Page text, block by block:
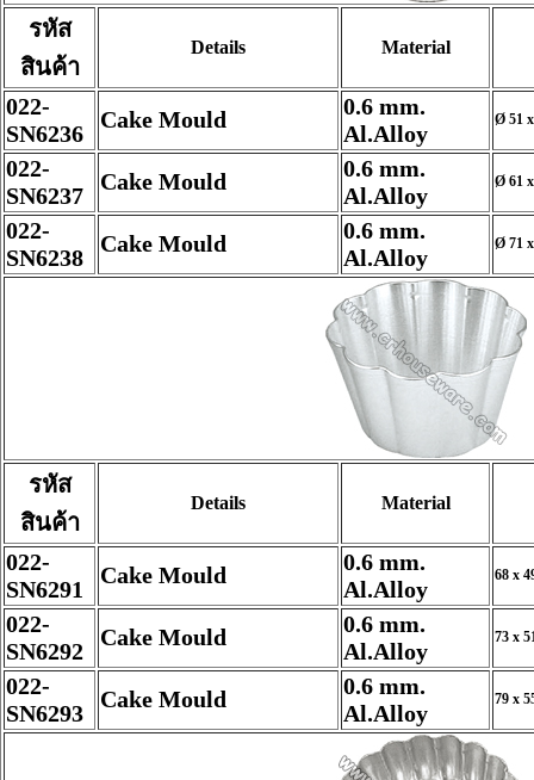
รหัส
สินค้า
Details Material
022-
SN6236
Cake Mould
0.6 mm.
Al.Alloy
Ø 51
022-
SN6237
Cake Mould
0.6 mm.
Al.Alloy
Ø 61
022-
SN6238
Cake Mould
0.6 mm.
Al.Alloy
Ø 71
รหัส
สินค้า
Details Material
022-
SN6291
Cake Mould
0.6 mm.
Al.Alloy
68 x
022-
SN6292
Cake Mould
0.6 mm.
Al.Alloy
73 x
022-
SN6293
Cake Mould
0.6 mm.
Al.Alloy
79 x